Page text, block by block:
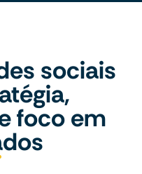
sociais
foco em